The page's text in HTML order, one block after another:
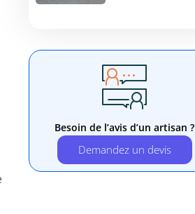
Besoin de l’avis d’un artisan ?
Demandez un devis